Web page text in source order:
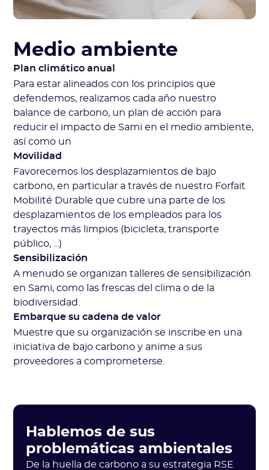
Medio ambiente
Plan climático anual
Para estar alineados con los principios que
defendemos, realizamos cada año nuestro
balance de carbono, un plan de acción para
reducir el impacto de Sami en el medio ambiente,
así como un
Movilidad
Favorecemos los desplazamientos de bajo
carbono, en particular a través de nuestro Forfait
Mobilité Durable que cubre una parte de los
desplazamientos de los empleados para los
trayectos más limpios (bicicleta, transporte
público, ...)
Sensibilización
A menudo se organizan talleres de sensibilización
en Sami, como las frescas del clima o de la
biodiversidad.
Embarque su cadena de valor
Muestre que su organización se inscribe en una
iniciativa de bajo carbono y anime a sus
proveedores a comprometerse.
Hablemos de sus
problemáticas ambientales
De la huella de carbono a su estrategia RSE